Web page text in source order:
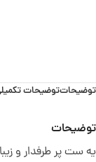
توضیحاتتوضیحات
توضیحات
یه ست پر طرفدار و